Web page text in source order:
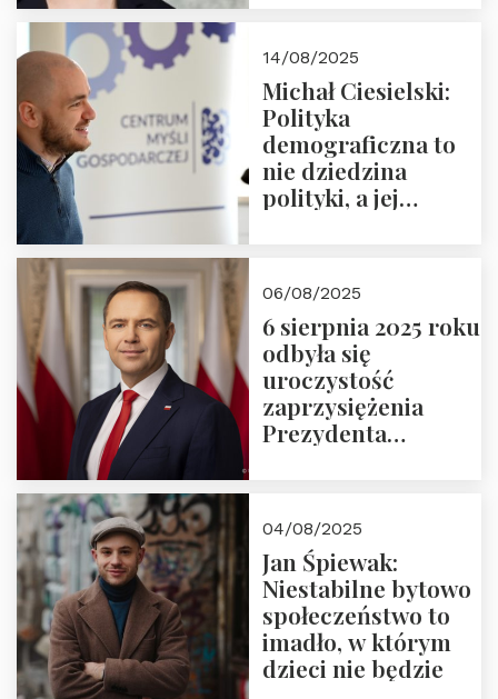
14/08/2025
Michał Ciesielski:
Polityka
demograficzna to
nie dziedzina
polityki, a jej
06/08/2025
6 sierpnia 2025 roku
odbyła się
uroczystość
zaprzysiężenia
Prezydenta
Nawrockiego
04/08/2025
Jan Śpiewak:
Niestabilne bytowo
społeczeństwo to
imadło, w którym
dzieci nie będzie